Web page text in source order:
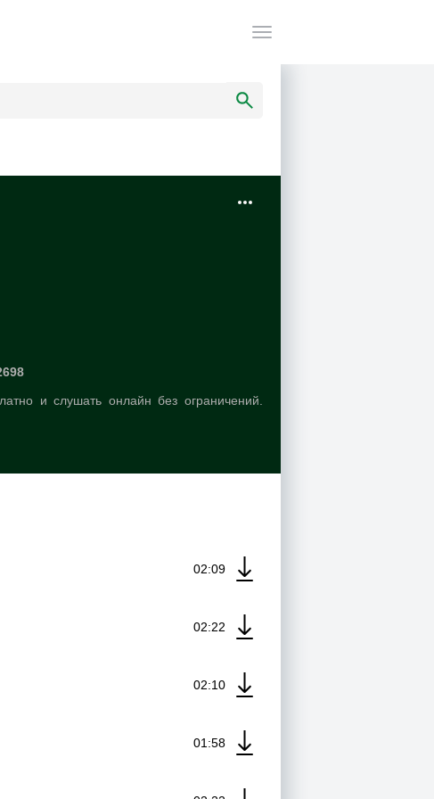
и слушать онлайн без ограничений.
02:09
02:22
02:10
01:58